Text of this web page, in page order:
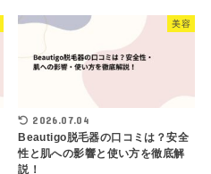
美容
2026.07.04
Beautigo脱毛器の口コミは？安全
性と肌への影響と使い方を徹底解
説！